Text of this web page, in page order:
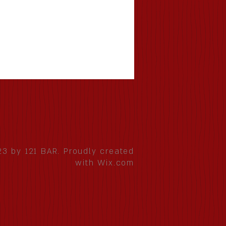
by 121 BAR. Proudly created
withWix.com